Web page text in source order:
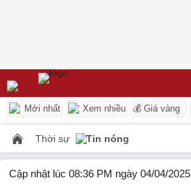
Mới nhất Xem nhiều 💰 Giá vàng
Thời sự Tin nóng
Cập nhật lúc 08:36 PM ngày 04/04/2025